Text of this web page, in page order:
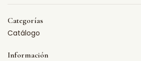
Categorías
Catálogo
Información